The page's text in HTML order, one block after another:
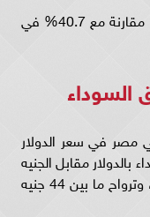
فيما تباطأ التضخم الأساسي إلى: 40.4% مقارنة مع 40.7% في
السوداء
مصر في سعر الدولار
مقابل الجنيه
المصري، اليوم الجمعة 15 ديسمبر 2023، وترواح ما بين 44 جنيه